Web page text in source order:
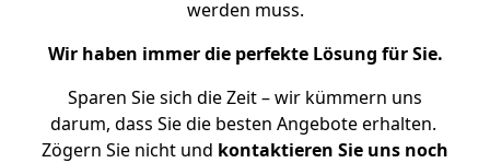
werden muss.
Wir haben immer die perfekte Lösung für Sie.
Sparen Sie sich die Zeit – wir kümmern uns
darum, dass Sie die besten Angebote erhalten.
Zögern Sie nicht und kontaktieren Sie uns noch